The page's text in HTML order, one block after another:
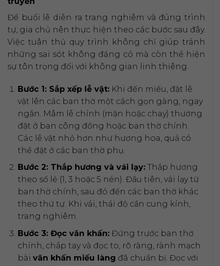
Để buổi lễ diễn ra trang nghiêm và đúng trình
tự, gia chủ nên thực hiện theo các bước sau đây.
Việc tuân thủ quy trình không chỉ giúp tránh
những sai sót không đáng có mà còn thể hiện
sự tôn trọng đối với không gian linh thiêng.
Bước 1: Sắp xếp lễ vật:Khi đến miếu, đặt lễ
vật lên các ban thờ một cách gọn gàng, ngay
ngắn. Mâm lễ chính (mặn hoặc chay) thường
đặt ở ban công đồng hoặc ban thờ chính.
Các lễ vật nhỏ hơn như hương hoa, quả có
thể đặt ở các ban thờ phụ.
Bước 2: Thắp hương và vái lạy:Thắp hương
theo số lẻ (1, 3 hoặc 5 nén). Đầu tiên, vái lạy từ
ban thờ chính, sau đó đến các ban thờ khác
theo thứ tự. Khi vái, thái độ cần cung kính,
trang nghiêm.
Bước 3: Đọc văn khấn:Đứng trước ban thờ
chính, chắp tay và đọc to, rõ ràng, rành mạch
bài văn khấn miếu làng đã chuẩn bị. Đọc với